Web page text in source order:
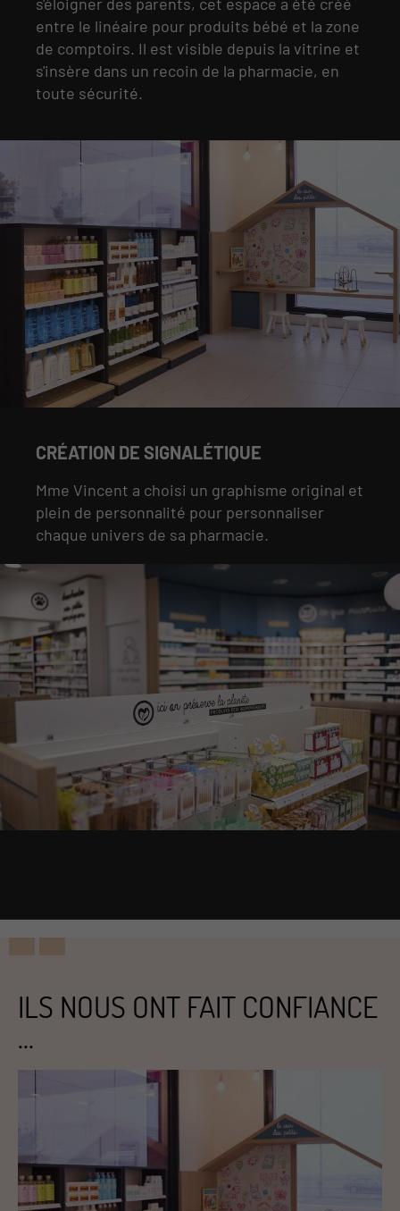
entre le linéaire pour produits bébé et la zone
de comptoirs. Il est visible depuis la vitrine et
s'insère dans un recoin de la pharmacie, en
toute sécurité.
CRÉATION DE SIGNALÉTIQUE
Mme Vincent a choisi un graphisme original et
plein de personnalité pour personnaliser
chaque univers de sa pharmacie.
ILS NOUS ONT FAIT CONFIANCE
...